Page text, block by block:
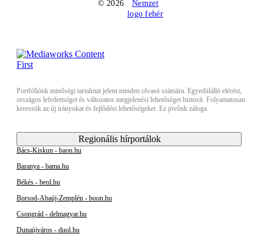
© 2026
Portfóliónk minőségi tartalmat jelent minden olvasó számára. Egyedülálló elérést,
országos lefedettséget és változatos megjelenési lehetőséget biztosít. Folyamatosan
keressük az új irányokat és fejlődési lehetőségeket. Ez jövőnk záloga.
Regionális hírportálok
Bács-Kiskun - baon.hu
Baranya - bama.hu
Békés - beol.hu
Borsod-Abaúj-Zemplén - boon.hu
Csongrád - delmagyar.hu
Dunaújváros - duol.hu